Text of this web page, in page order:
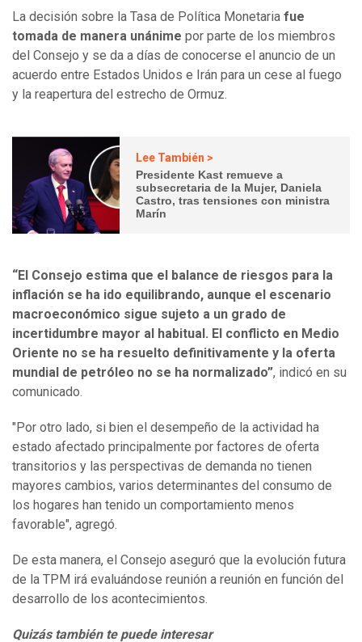
La decisión sobre la Tasa de Política Monetaria fue
tomada de manera unánime por parte de los miembros
del Consejo y se da a días de conocerse el anuncio de un
acuerdo entre Estados Unidos e Irán para un cese al fuego
y la reapertura del estrecho de Ormuz.
Lee También >
Presidente Kast remueve a
subsecretaria de la Mujer, Daniela
Castro, tras tensiones con ministra
Marín
“El Consejo estima que el balance de riesgos para la
inflación se ha ido equilibrando, aunque el escenario
macroeconómico sigue sujeto a un grado de
incertidumbre mayor al habitual. El conflicto en Medio
Oriente no se ha resuelto definitivamente y la oferta
mundial de petróleo no se ha normalizado”, indicó en su
comunicado.
"Por otro lado, si bien el desempeño de la actividad ha
estado afectado principalmente por factores de oferta
transitorios y las perspectivas de demanda no tienen
mayores cambios, varios determinantes del consumo de
los hogares han tenido un comportamiento menos
favorable", agregó.
De esta manera, el Consejo aseguró que la evolución futura
de la TPM irá evaluándose reunión a reunión en función del
desarrollo de los acontecimientos.
Quizás también te puede interesar